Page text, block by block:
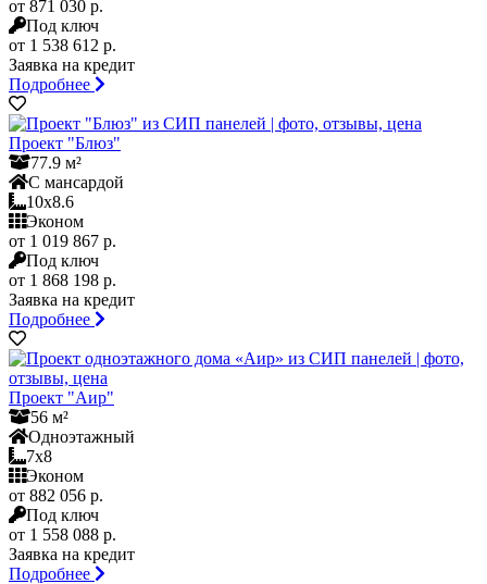
от 871 030 р.
Под ключ
от 1 538 612 р.
Заявка на кредит
Подробнее
Проект "Блюз"
77.9 м²
С мансардой
10x8.6
Эконом
от 1 019 867 р.
Под ключ
от 1 868 198 р.
Заявка на кредит
Подробнее
Проект "Аир"
56 м²
Одноэтажный
7x8
Эконом
от 882 056 р.
Под ключ
от 1 558 088 р.
Заявка на кредит
Подробнее